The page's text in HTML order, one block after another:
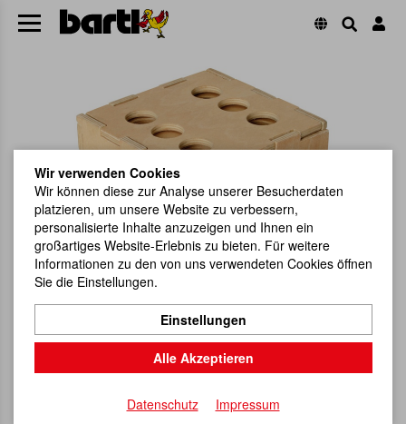
Wir verwenden Cookies
Wir können diese zur Analyse unserer Besucherdaten
platzieren, um unsere Website zu verbessern,
personalisierte Inhalte anzuzeigen und Ihnen ein
großartiges Website-Erlebnis zu bieten. Für weitere
Informationen zu den von uns verwendeten Cookies öffnen
Sie die Einstellungen.
Einstellungen
Alle Akzeptieren
Datenschutz Impressum